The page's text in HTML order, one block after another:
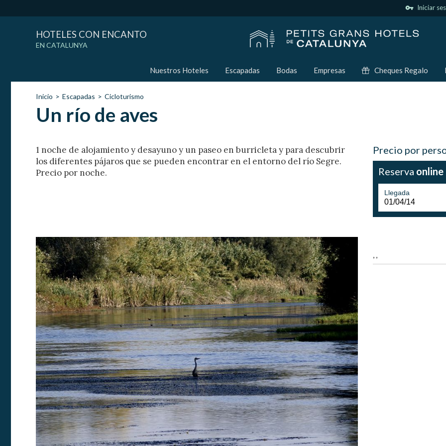
vpn_key Iniciar
HOTELES CON ENCANTO
EN CATALUNYA
Nuestros Hoteles Escapadas Bodas Empresas Cheques Regalo
Inicio Escapadas Cicloturismo
Un río de aves
1 noche de alojamiento y desayuno y un paseo en burricleta y para descubrir
los diferentes pájaros que se pueden encontrar en el entorno del río Segre.
Precio por noche.
Precio por
Reserva online
Llegada
, ,
Técnicas y funcionales
Este sitio web utiliza Cookies propias para recopilar información con la finalidad
mejorar nuestros servicios. Si continua navegando, supone la aceptación de la
instalación de las mismas. El usuario tiene la posibilidad de configurar su
pudiendo, si así lo desea, impedir que sean instaladas en su disco duro,
deberá tener en cuenta que dicha acción podrá ocasionar dificultades de
de la página web.
Analíticas y personalización
Permiten realizar el seguimiento y análisis del comportamiento de los usuarios
sitio web. La información recogida mediante este tipo de cookies se utiliza en la
medición de la actividad de la web para la elaboración de perfiles de
los usuarios con el fin de introducir mejoras en función del análisis de los datos
que hacen los usuarios del servicio. Permiten guardar la información de
del usuario para mejorar la calidad de nuestros servicios y para ofrecer una
experiencia a través de productos recomendados.
Marketing y publicidad